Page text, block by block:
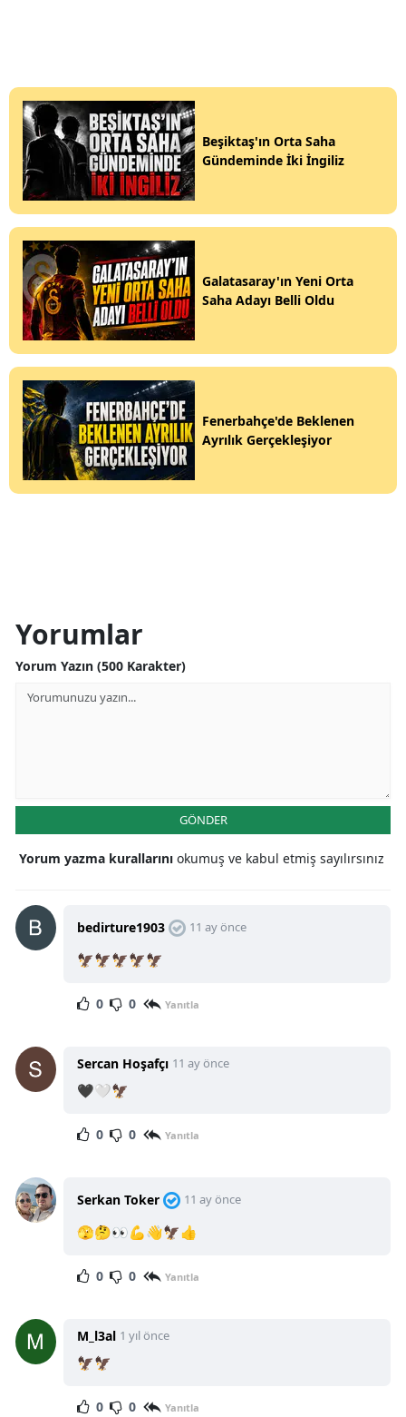
Beşiktaş'ın Orta Saha
Gündeminde İki İngiliz
Galatasaray'ın Yeni Orta
Saha Adayı Belli Oldu
Fenerbahçe'de Beklenen
Ayrılık Gerçekleşiyor
Yorumlar
Yorum Yazın (500 Karakter)
GÖNDER
Yorum yazma kurallarını okumuş ve kabul etmiş sayılırsınız
bedirture1903 11 ay önce
🦅🦅🦅🦅🦅
0 0 Yanıtla
Sercan Hoşafçı 11 ay önce
🖤🤍🦅
0 0 Yanıtla
Serkan Toker 11 ay önce
🫣🤔👀💪👋🦅👍
0 0 Yanıtla
M_l3al 1 yıl önce
🦅🦅
0 0 Yanıtla